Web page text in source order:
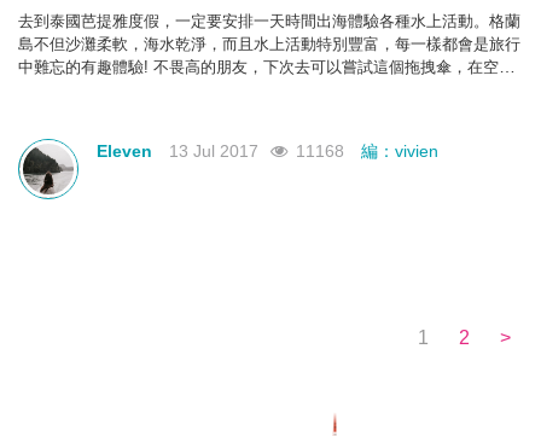
去到泰國芭提雅度假，一定要安排一天時間出海體驗各種水上活動。格蘭
島不但沙灘柔軟，海水乾淨，而且水上活動特別豐富，每一樣都會是旅行
中難忘的有趣體驗! 不畏高的朋友，下次去可以嘗試這個拖拽傘，在空中
Eleven 13 Jul 2017 11168 編：vivien
1 2 >